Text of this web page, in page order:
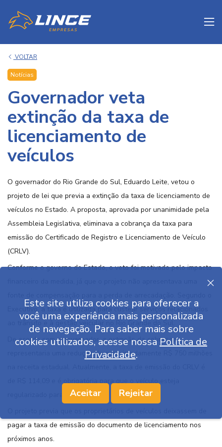
VOLTAR
Notícias
Governador veta
extinção da taxa de
licenciamento de
veículos
O governador do Rio Grande do Sul, Eduardo Leite, vetou o
projeto de lei que previa a extinção da taxa de licenciamento de
veículos no Estado. A proposta, aprovada por unanimidade pela
Assembleia Legislativa, eliminava a cobrança da taxa para
emissão do Certificado de Registro e Licenciamento de Veículo
(CRLV).
Conforme o governo do Estado, o veto foi motivado pelo impacto
Executivo, a taxa é utilizada para custear serviços relacionados
ao trânsito e à gestão veicular no Rio Grande do Sul.
De acordo com o governador, a extinção da cobrança
representaria uma redução de aproximadamente R$ 750 milhões
de R$ 114,09 e é obrigatória para que o veículo esteja
regularizado para circulação.
pagar a taxa de emissão do documento de licenciamento nos
próximos anos.
Este site utiliza cookies para oferecer a
você uma experiência mais personalizada
de navegação. Para saber mais sobre
cookies utilizados, acesse nossa Política de
Privacidade.
Aceitar Rejeitar